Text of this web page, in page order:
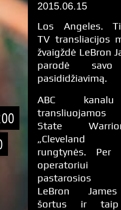
2015.06.15
Los Angeles.
TV transliacijos
žvaigždė LeBron
parodė savo
pasididžiavimą.
ABC
transliuojamos
State
„Cleveland
rungtynės. Per
operatoriui
pastarosios
LeBron
šortus ir taip